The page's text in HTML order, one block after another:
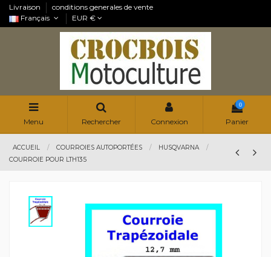
Livraison
conditions generales de vente
Français
EUR €
Menu Rechercher Connexion
0
Panier
ACCUEIL COURROIES AUTOPORTÉES
HUSQVARNA
COURROIE POUR LTH135